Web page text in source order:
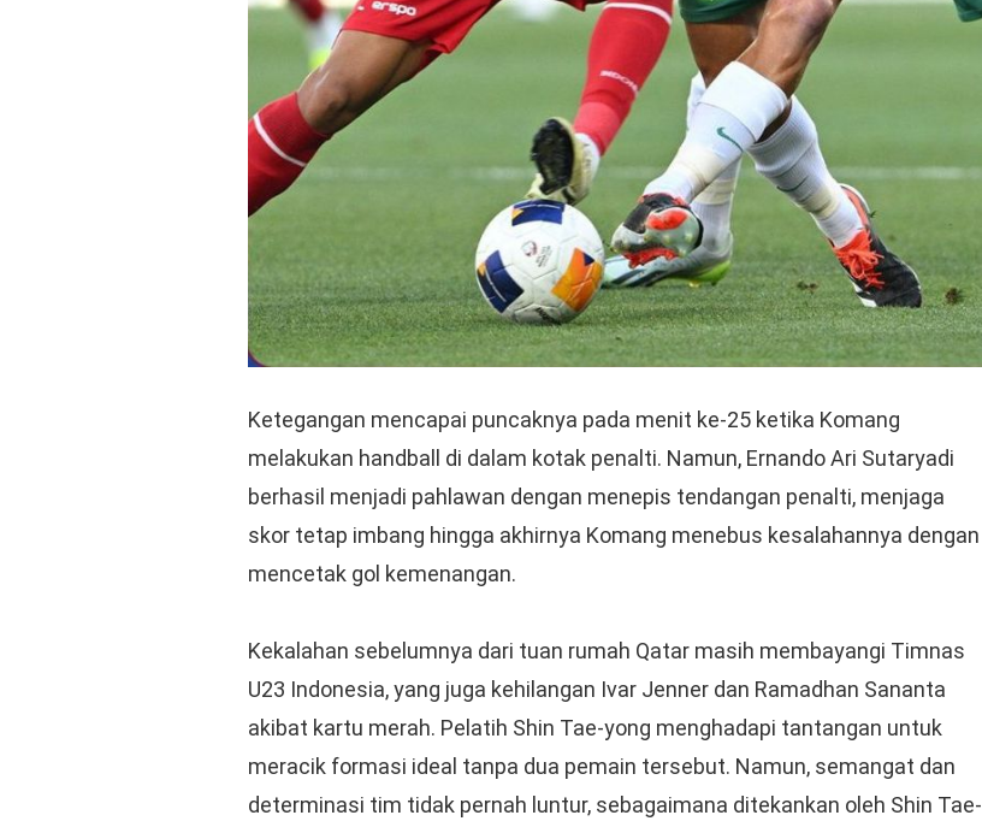
Ketegangan mencapai puncaknya pada menit ke-25 ketika Komang
melakukan handball di dalam kotak penalti. Namun, Ernando Ari Sutaryadi
berhasil menjadi pahlawan dengan menepis tendangan penalti, menjaga
skor tetap imbang hingga akhirnya Komang menebus kesalahannya dengan
mencetak gol kemenangan.
Kekalahan sebelumnya dari tuan rumah Qatar masih membayangi Timnas
U23 Indonesia, yang juga kehilangan Ivar Jenner dan Ramadhan Sananta
akibat kartu merah. Pelatih Shin Tae-yong menghadapi tantangan untuk
meracik formasi ideal tanpa dua pemain tersebut. Namun, semangat dan
determinasi tim tidak pernah luntur, sebagaimana ditekankan oleh Shin Tae-